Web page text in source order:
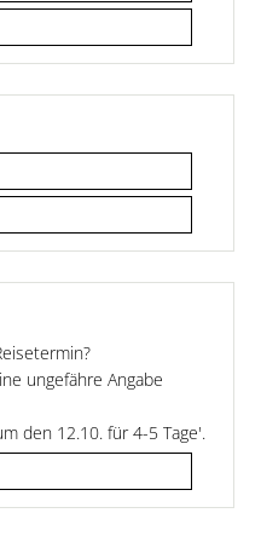
ungefähre Angabe
den 12.10. für 4-5 Tage'.